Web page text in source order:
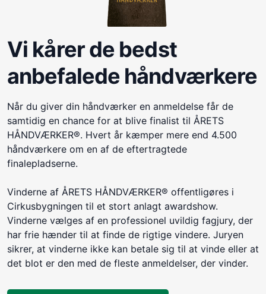
Vi kårer de bedst
anbefalede håndværkere
Når du giver din håndværker en anmeldelse får de
samtidig en chance for at blive finalist til ÅRETS
HÅNDVÆRKER®. Hvert år kæmper mere end 4.500
håndværkere om en af de eftertragtede
finalepladserne.
Vinderne af ÅRETS HÅNDVÆRKER® offentligøres i
Cirkusbygningen til et stort anlagt awardshow.
Vinderne vælges af en professionel uvildig fagjury, der
har frie hænder til at finde de rigtige vindere. Juryen
sikrer, at vinderne ikke kan betale sig til at vinde eller at
det blot er den med de fleste anmeldelser, der vinder.